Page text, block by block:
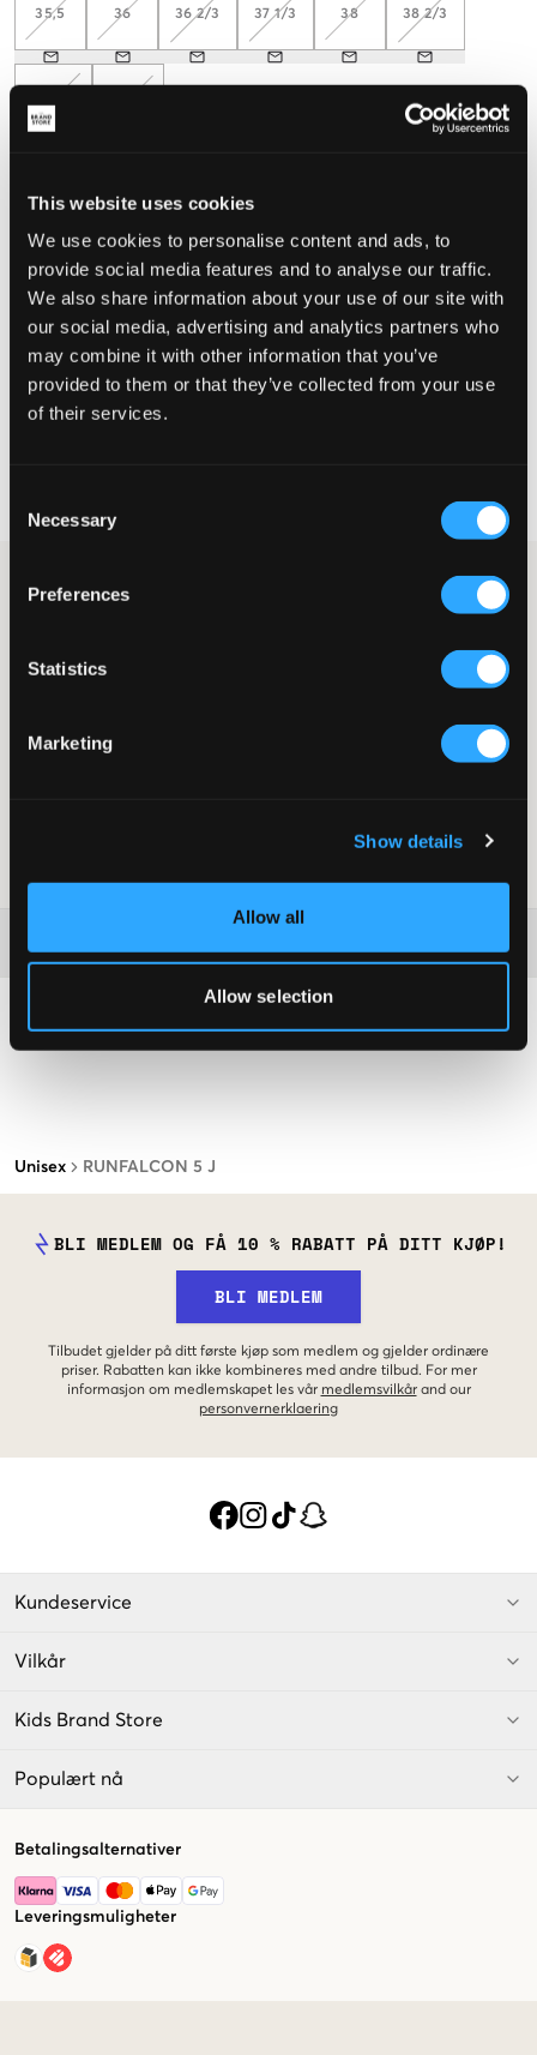
This website uses cookies
We use cookies to personalise content and ads, to
provide social media features and to analyse our traffic.
We also share information about your use of our site with
our social media, advertising and analytics partners who
may combine it with other information that you’ve
provided to them or that they’ve collected from your use
of their services.
Selection
Necessary
Preferences
Statistics
Marketing
Show details
Allow all
Allow selection
Unisex RUNFALCON 5 J
35,5 36 36 2/3 37 1/3 38 38 2/3
Liten Riktig
STØRRELSESTABELL
VELG EN STØRRELSE
Retur- og bytterett i 60 dager
Sorte joggesko fra Adidas i modellen Runfalcon 3.0 K. Skoene
har en hvit gummisåle, og sålehøyden er 3,5 cm. Overdelen er i
Gummisåle
Cloudfoam-såle
BLI MEDLEM OG FÅ 10 % RABATT PÅ DITT KJØP!
BLI MEDLEM
Tilbudet gjelder på ditt første kjøp som medlem og gjelder ordinære
priser. Rabatten kan ikke kombineres med andre tilbud. For mer
informasjon om medlemskapet les vår medlemsvilkår and our
personvernerklaering
Kundeservice
Vilkår
Kids Brand Store
Populært nå
Betalingsalternativer
Leveringsmuligheter